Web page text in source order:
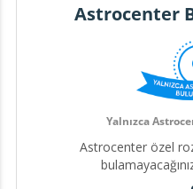
sunduğu işaretleri fark
hayatımızda gerçek bir
yolculuk, içsel bilgeliğinizi
ve anlamlı bir yaşam
sezgilerinizi güçlendirelim,
derinleştirelim ve
Sizin gerçek potansiyelinizi
etmek için sabırsızlanıyorum!
Astrocenter
Yalnızca
Astrocenter özel